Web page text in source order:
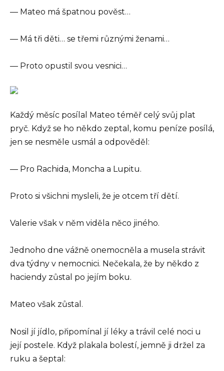
— Mateo má špatnou pověst…
— Má tři děti… se třemi různými ženami…
— Proto opustil svou vesnici…
Každý měsíc posílal Mateo téměř celý svůj plat
pryč. Když se ho někdo zeptal, komu peníze posílá,
jen se nesměle usmál a odpověděl:
— Pro Rachida, Moncha a Lupitu.
Proto si všichni mysleli, že je otcem tří dětí.
Valerie však v něm viděla něco jiného.
Jednoho dne vážně onemocněla a musela strávit
dva týdny v nemocnici. Nečekala, že by někdo z
haciendy zůstal po jejím boku.
Mateo však zůstal.
Nosil jí jídlo, připomínal jí léky a trávil celé noci u
její postele. Když plakala bolestí, jemně ji držel za
ruku a šeptal: